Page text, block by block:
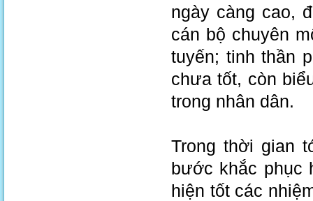
ngày càng cao,
cán bộ chuyên
tuyến; tinh thần
chưa tốt, còn
trong nhân dân.
Trong thời gian
bước khắc phục
hiện tốt các